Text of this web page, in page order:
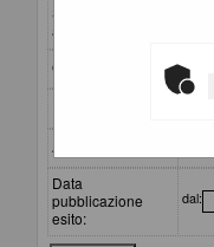
Stazione
appaltante :
Oggetto:
Aggiudicatario:
Data
pubblicazione
esito:
dal: